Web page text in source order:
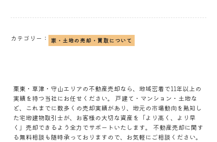
カテゴリー： 家・土地の売却・買取について
栗東・草津・守山エリアの不動産売却なら、地域密着で11年以上の
実績を持つ当社にお任せください。 戸建て・マンション・土地な
ど、これまでに数多くの売却実績があり、地元の市場動向を熟知し
た宅地建物取引士が、お客様の大切な資産を「より高く、より早
く」売却できるよう全力でサポートいたします。 不動産売却に関す
る無料相談も随時承っておりますので、お気軽にご相談ください。